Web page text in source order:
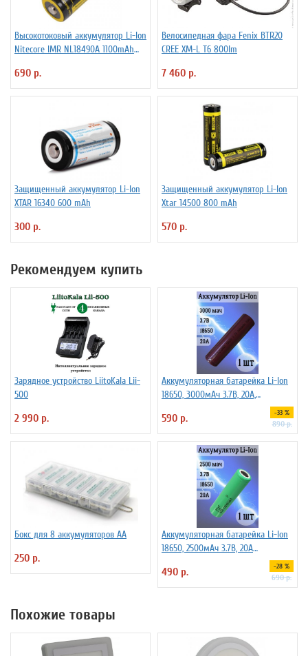
Высокотоковый аккумулятор Li-Ion
Niteсore IMR NL18490A 1100mAh
690 р.
Велосипедная фара Fenix BTR20
CREE XM-L T6 800lm
7 460 р.
Защищенный аккумулятор Li-Ion
XTAR 16340 600 mAh
300 р.
Защищенный аккумулятор Li-Ion
Xtar 14500 800 mAh
570 р.
Рекомендуем купить
Зарядное устройство LiitoKala Lii-
500
2 990 р.
Аккумуляторная батарейка Li-Ion
18650, 3000мАч 3.7В, 20A,
высокомощный, незащищенный
590 р. -33 %
890 р.
Бокс для 8 аккумуляторов АА
250 р.
Аккумуляторная батарейка Li-Ion
18650, 2500мАч 3.7В, 20A
490 р. -28 %
690 р.
Похожие товары